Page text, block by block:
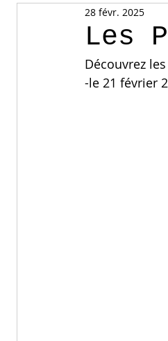
TEST Prix
Les
28 févr. 2025
Découvrez
-le 21 février